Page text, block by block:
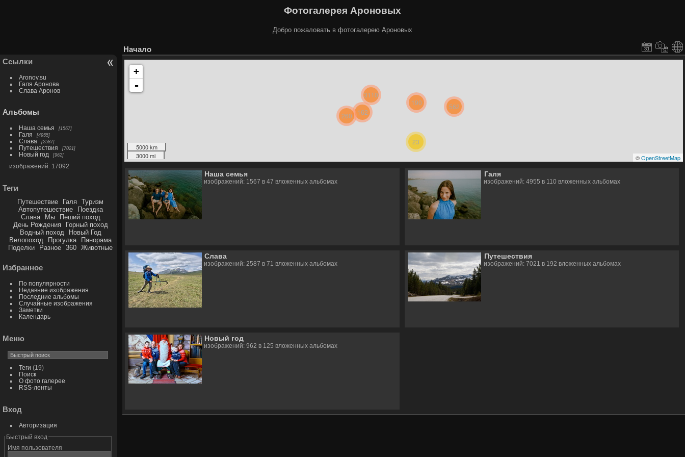
Фотогалерея Ароновых
Добро пожаловать в фотогалерею Ароновых
Ссылки
Aronov.su
Галя Аронова
Слава Аронов
Альбомы
Наша семья 1567
Галя 4955
Слава 2587
Путешествия 7021
Новый год 962
изображений: 17092
Теги
Путешествие Галя
Туризм
Автопутешествие
Поездка
Слава
Мы
Пеший поход
День Рождения
Горный поход
Водный поход
Новый Год
Велопоход
Прогулка
Панорама
Поделки
Разное 360 Животные
Избранное
По популярности
Недавние изображения
Последние альбомы
Случайные изображения
Заметки
Календарь
Меню
Теги (19)
Поиск
О фото галерее
RSS-ленты
Вход
Авторизация
Быстрый вход
Имя пользователя
Начало
23
190 562
162
260
3110
+
-
5000 km
3000 mi
©OpenStreetMap
Наша семья
изображений: 1567 в 47 вложенных альбомах
Галя
изображений: 4955 в 110 вложенных альбомах
Слава
изображений: 2587 в 71 вложенных альбомах
Путешествия
изображений: 7021 в 192 вложенных альбомах
Новый год
изображений: 962 в 125 вложенных альбомах